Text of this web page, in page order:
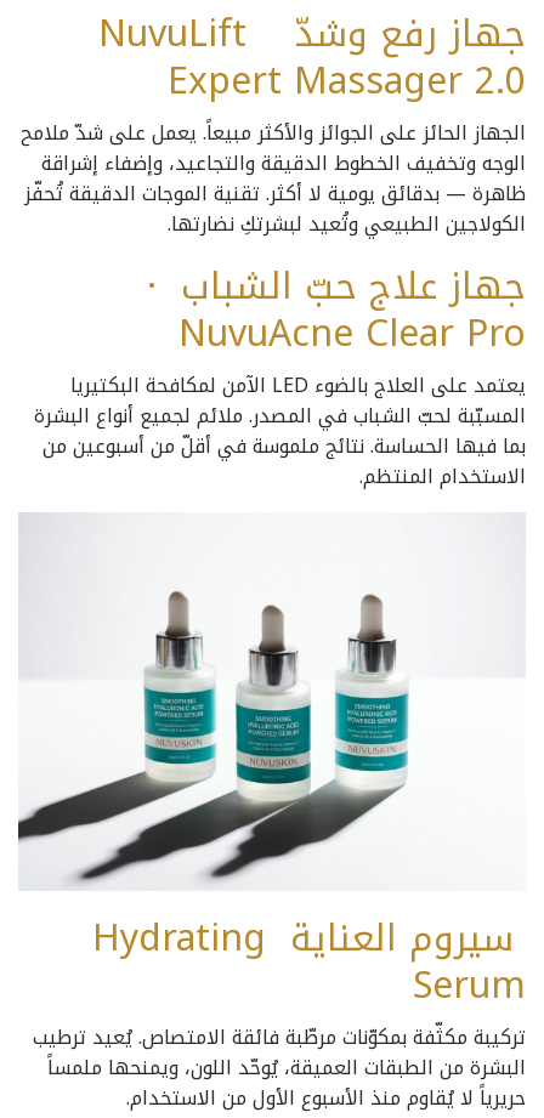
جهاز رفع وشدّ NuvuLift
Expert Massager 2.0
الجهاز الحائز على الجوائز والأكثر مبيعاً. يعمل على شدّ ملامح
الوجه وتخفيف الخطوط الدقيقة والتجاعيد، وإضفاء إشراقة
ظاهرة — بدقائق يومية لا أكثر. تقنية الموجات الدقيقة تُحفّز
الكولاجين الطبيعي وتُعيد لبشرتكِ نضارتها.
جهاز علاج حبّ الشباب ·
NuvuAcne Clear Pro
يعتمد على العلاج بالضوء LED الآمن لمكافحة البكتيريا
المسبّبة لحبّ الشباب في المصدر. ملائم لجميع أنواع البشرة
بما فيها الحساسة. نتائج ملموسة في أقلّ من أسبوعين من
الاستخدام المنتظم.
سيروم العناية Hydrating
Serum
تركيبة مكثّفة بمكوّنات مرطّبة فائقة الامتصاص. يُعيد ترطيب
البشرة من الطبقات العميقة، يُوحّد اللون، ويمنحها ملمساً
حريرياً لا يُقاوم منذ الأسبوع الأول من الاستخدام.